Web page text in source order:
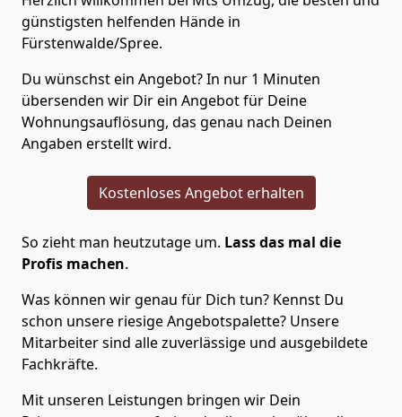
günstigsten helfenden Hände in
Fürstenwalde/Spree.
Du wünschst ein Angebot? In nur 1 Minuten
übersenden wir Dir ein Angebot für Deine
Wohnungsauflösung, das genau nach Deinen
Angaben erstellt wird.
Kostenloses Angebot erhalten
So zieht man heutzutage um. Lass das mal die
Profis machen.
Was können wir genau für Dich tun? Kennst Du
schon unsere riesige Angebotspalette? Unsere
Mitarbeiter sind alle zuverlässige und ausgebildete
Fachkräfte.
Mit unseren Leistungen bringen wir Dein